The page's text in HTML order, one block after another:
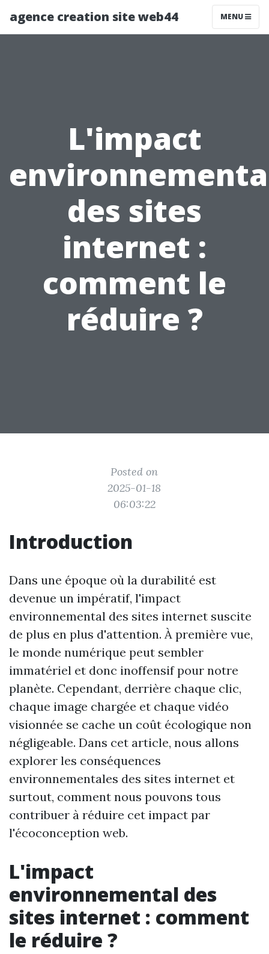
agence creation site web44 MENU
L'impact
des sites
internet :
comment le
réduire ?
Posted on
2025-01-18
06:03:22
Introduction
Dans une époque où la durabilité est
devenue un impératif, l'impact
environnemental des sites internet suscite
de plus en plus d'attention. À première vue,
le monde numérique peut sembler
immatériel et donc inoffensif pour notre
planète. Cependant, derrière chaque clic,
chaque image chargée et chaque vidéo
visionnée se cache un coût écologique non
négligeable. Dans cet article, nous allons
explorer les conséquences
environnementales des sites internet et
surtout, comment nous pouvons tous
contribuer à réduire cet impact par
l'écoconception web.
L'impact
environnemental des
sites internet : comment
le réduire ?